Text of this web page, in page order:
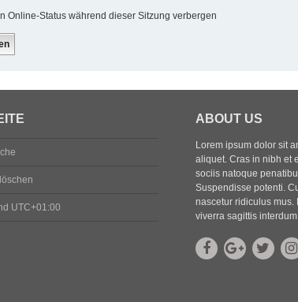
Online-Status während dieser Sitzung verbergen
UTC+01:00
ABOUT US
Lorem ipsum dolor sit
aliquet. Cras in nibh et
sociis natoque
Suspendisse potenti.
nascetur ridiculus mus.
viverra sagittis